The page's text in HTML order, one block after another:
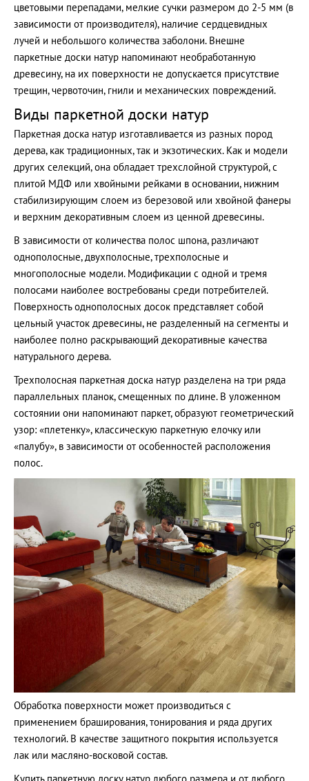
цветовыми перепадами, мелкие сучки размером до 2-5 мм (в
зависимости от производителя), наличие сердцевидных
лучей и небольшого количества заболони. Внешне
паркетные доски натур напоминают необработанную
древесину, на их поверхности не допускается присутствие
трещин, червоточин, гнили и механических повреждений.
Виды паркетной доски натур
Паркетная доска натур изготавливается из разных пород
дерева, как традиционных, так и экзотических. Как и модели
других селекций, она обладает трехслойной структурой, с
плитой МДФ или хвойными рейками в основании, нижним
стабилизирующим слоем из березовой или хвойной фанеры
и верхним декоративным слоем из ценной древесины.
В зависимости от количества полос шпона, различают
однополосные, двухполосные, трехполосные и
многополосные модели. Модификации с одной и тремя
полосами наиболее востребованы среди потребителей.
Поверхность однополосных досок представляет собой
цельный участок древесины, не разделенный на сегменты и
наиболее полно раскрывающий декоративные качества
натурального дерева.
Трехполосная паркетная доска натур разделена на три ряда
параллельных планок, смещенных по длине. В уложенном
состоянии они напоминают паркет, образуют геометрический
узор: «плетенку», классическую паркетную елочку или
«палубу», в зависимости от особенностей расположения
полос.
Обработка поверхности может производиться с
применением браширования, тонирования и ряда других
технологий. В качестве защитного покрытия используется
лак или масляно-восковой состав.